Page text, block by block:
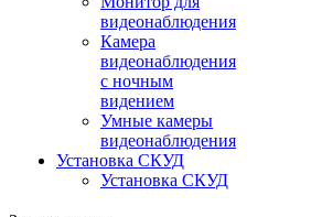
видеонаблюдения
Камера
видеонаблюдения
с ночным
видением
Умные камеры
видеонаблюдения
Установка СКУД
Установка СКУД